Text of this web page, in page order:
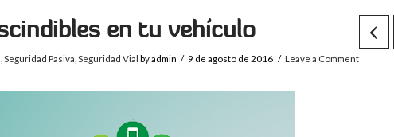
en tu vehículo
Seguridad Pasiva Seguridad Vial by admin 9 de agosto de 2016 Leave a Comment